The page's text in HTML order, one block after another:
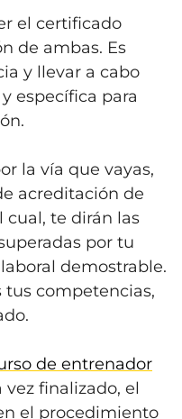
el certificado
de ambas. Es
y llevar a cabo
específica para
la vía que vayas,
acreditación de
cual, te dirán las
por tu
demostrable.
tus competencias,
de entrenador
finalizado, el
el procedimiento